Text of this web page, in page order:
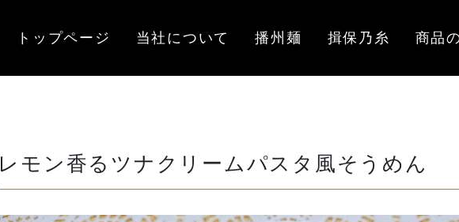
トップページ 当社について 播州麺 揖保乃糸 商品
レモン香るツナクリームパスタ風そうめん